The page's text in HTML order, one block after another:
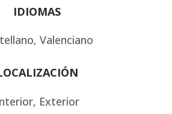
IDIOMAS
Valenciano
Exterior